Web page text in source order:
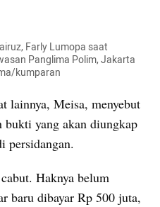
Farly Lumopa saat
Panglima Polim, Jakarta
kumparan
lainnya, Meisa, menyebut
yang akan diungkap
persidangan.
Haknya belum
baru dibayar Rp 500 juta,